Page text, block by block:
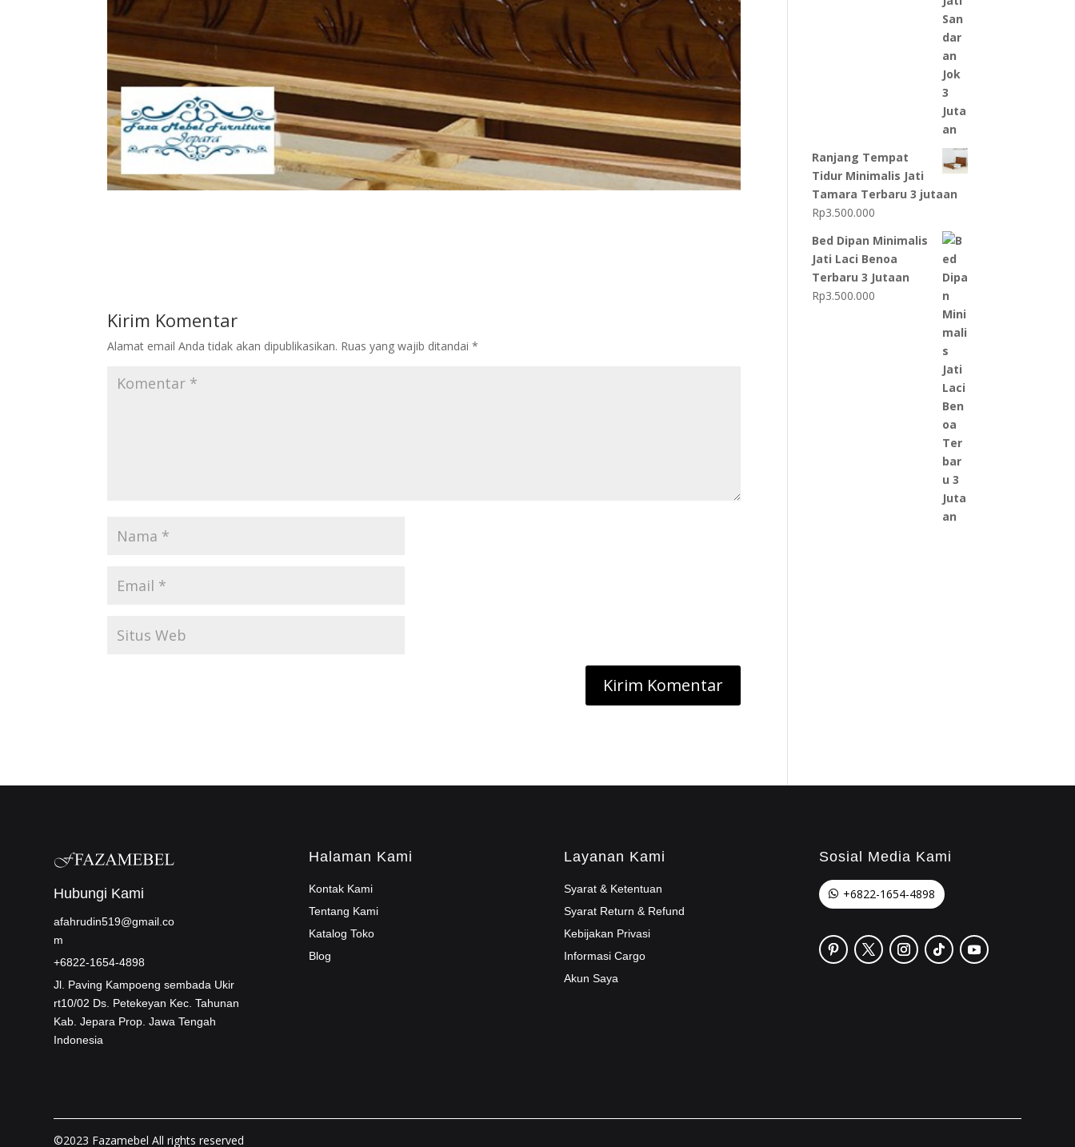
Kirim Komentar
Alamat email Anda tidak akan dipublikasikan. Ruas yang wajib ditandai*
Ranjang Tempat
Tidur Minimalis Jati
Tamara Terbaru 3 jutaan
Rp3.500.000
Bed Dipan Minimalis
Jati Laci Benoa
Terbaru 3 Jutaan
Rp3.500.000
Hubungi Kami
afahrudin519@gmail.co
m
+6822-1654-4898
Jl. Paving Kampoeng sembada Ukir
rt10/02 Ds. Petekeyan Kec. Tahunan
Kab. Jepara Prop. Jawa Tengah
Indonesia
Halaman Kami
Kontak Kami
Tentang Kami
Katalog Toko
Blog
Layanan Kami
Syarat & Ketentuan
Syarat Return & Refund
Kebijakan Privasi
Informasi Cargo
Akun Saya
Sosial Media Kami
+6822-1654-4898
©2023 Fazamebel All rights reserved